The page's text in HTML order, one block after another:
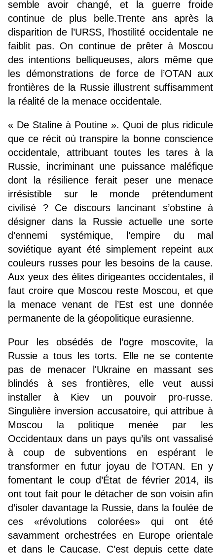
semble avoir changé, et la guerre froide
continue de plus belle.Trente ans après la
disparition de l’URSS, l’hostilité occidentale ne
faiblit pas. On continue de prêter à Moscou
des intentions belliqueuses, alors même que
les démonstrations de force de l’OTAN aux
frontières de la Russie illustrent suffisamment
la réalité de la menace occidentale.
« De Staline à Poutine ». Quoi de plus ridicule
que ce récit où transpire la bonne conscience
occidentale, attribuant toutes les tares à la
Russie, incriminant une puissance maléfique
dont la résilience ferait peser une menace
irrésistible sur le monde prétendument
civilisé ? Ce discours lancinant s’obstine à
désigner dans la Russie actuelle une sorte
d’ennemi systémique, l’empire du mal
soviétique ayant été simplement repeint aux
couleurs russes pour les besoins de la cause.
Aux yeux des élites dirigeantes occidentales, il
faut croire que Moscou reste Moscou, et que
la menace venant de l’Est est une donnée
permanente de la géopolitique eurasienne.
Pour les obsédés de l’ogre moscovite, la
Russie a tous les torts. Elle ne se contente
pas de menacer l'Ukraine en massant ses
blindés à ses frontières, elle veut aussi
installer à Kiev un pouvoir pro-russe.
Singulière inversion accusatoire, qui attribue à
Moscou la politique menée par les
Occidentaux dans un pays qu’ils ont vassalisé
à coup de subventions en espérant le
transformer en futur joyau de l’OTAN. En y
fomentant le coup d’État de février 2014, ils
ont tout fait pour le détacher de son voisin afin
d’isoler davantage la Russie, dans la foulée de
ces «révolutions colorées» qui ont été
savamment orchestrées en Europe orientale
et dans le Caucase. C’est depuis cette date